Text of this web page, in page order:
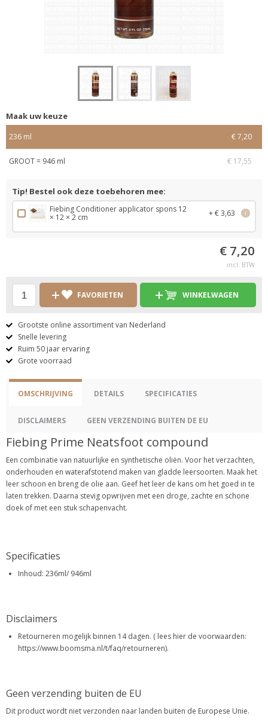
Maak uw keuze
236 ml € 7,20
GROOT = 946 ml € 17,55
Tip! Bestel ook deze toebehoren mee:
Fiebing Conditioner applicator spons 12
× 12 × 2 cm
+ € 3,63 i
€ 7,20
incl. BTW
FAVORIETEN WINKELWAGEN
Grootste online assortiment van Nederland
Snelle levering
Ruim 50 jaar ervaring
Grote voorraad
OMSCHRIJVING DETAILS SPECIFICATIES
DISCLAIMERS GEEN VERZENDING BUITEN DE EU
Fiebing Prime Neatsfoot compound
Een combinatie van natuurlijke en synthetische oliën. Voor het verzachten,
onderhouden en waterafstotend maken van gladde leersoorten. Maak het
leer schoon en breng de olie aan. Geef het leer de kans om het goed in te
laten trekken. Daarna stevig opwrijven met een droge, zachte en schone
doek of met een stuk schapenvacht.
Specificaties
Inhoud: 236ml/ 946ml
Disclaimers
Retourneren mogelijk binnen 14 dagen. ( lees hier de voorwaarden:
https://www.boomsma.nl/t/faq/retourneren).
Geen verzending buiten de EU
Dit product wordt niet verzonden naar landen buiten de Europese Unie.